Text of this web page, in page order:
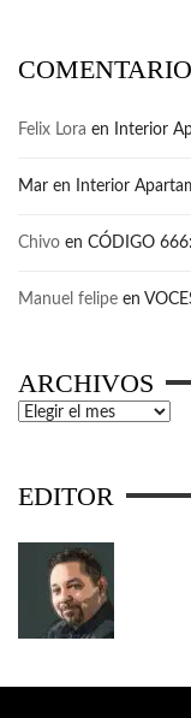
Felix Lora en Interior
Mar en Interior
Chivo en CÓDIGO
Manuel felipe en
ARCHIVOS
Archivos
EDITOR